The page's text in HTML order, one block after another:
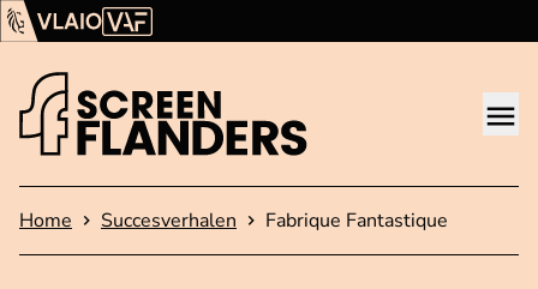
Ga verder naar de inhoud
Vlaams Audiovisueel Fonds (VAF)
Startpagina
Home Succesverhalen Fabrique Fantastique